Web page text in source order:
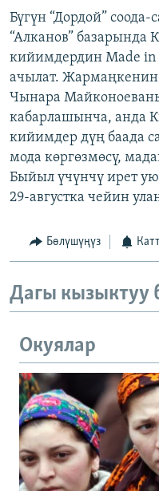
БИЗ ЖАНА ДҮЙНӨ
ДАНИСТЕ
ЭЖЕ-СИҢДИЛЕР
АЗАТТЫК+
ЫҢГАЙСЫЗ СУРООЛОР
Русский
ОНЛАЙН ШЕРИНЕ
ЭЕ/АРнун бардык
Бүгүн “Дордой”
“Алканов” базарында
кийимдердин Made in
ачылат.
Чынара
кабарлашынча, анда
кийимдер дүң баада
мода көргөзмөсү,
Быйыл үчүнчү ирет
29-августка чейин
Бөлүшүңүз
Дагы кызыктуу
Окуялар